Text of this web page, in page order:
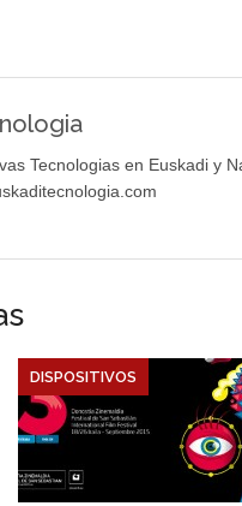
Tecnologias en Euskadi y
DISPOSITIVOS